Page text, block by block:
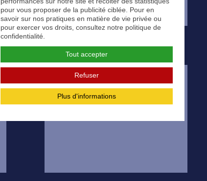
pour vous proposer de la publicité ciblée. Pour en
savoir sur nos pratiques en matière de vie privée ou
pour exercer vos droits, consultez notre politique de
confidentialité.
Tout accepter
Refuser
Plus d'informations